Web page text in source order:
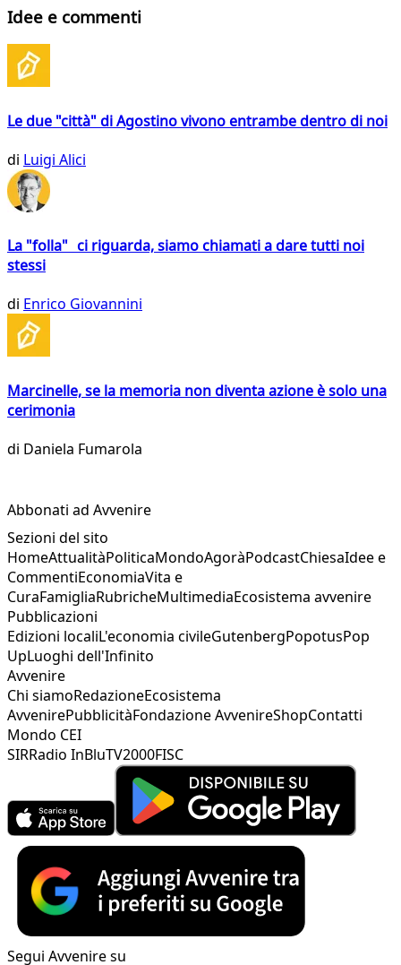
Idee e commenti
Le due "città" di Agostino vivono entrambe dentro di noi
di Luigi Alici
La "folla" ci riguarda, siamo chiamati a dare tutti noi
stessi
di Enrico Giovannini
Marcinelle, se la memoria non diventa azione è solo una
cerimonia
di Daniela Fumarola
Abbonati ad Avvenire
Sezioni del sito
HomeAttualitàPoliticaMondoAgoràPodcastChiesaIdee e
CommentiEconomiaVita e
CuraFamigliaRubricheMultimediaEcosistema avvenire
Pubblicazioni
Edizioni localiL'economia civileGutenbergPopotusPop
UpLuoghi dell'Infinito
Avvenire
Chi siamoRedazioneEcosistema
AvvenirePubblicitàFondazione AvvenireShopContatti
Mondo CEI
SIRRadio InBluTV2000FISC
Segui Avvenire su